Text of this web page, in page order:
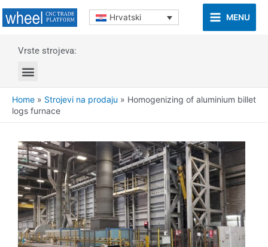
Hrvatski MENU
Vrste strojeva:
Home » Strojevi na prodaju » Homogenizing of aluminium billet
logs furnace